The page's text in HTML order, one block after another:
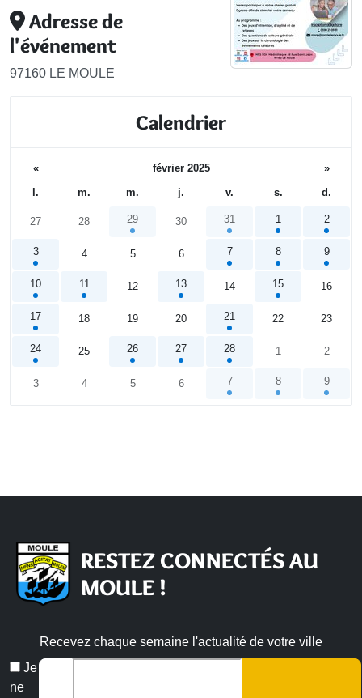
Adresse de
l'événement
97160 LE MOULE
Calendrier
« février 2025
»
l.
m. m. j. v. s. d.
27 28 29 30 31 1 2
3 4 5 6 7 8 9
10 11 12 13 14 15 16
17 18 19 20 21 22 23
24 25 26 27 28 1 2
3 4 5 6 7 8 9
RESTEZ CONNECTÉS AU
MOULE !
Recevez chaque semaine l'actualité de votre ville
Je
ne
Veuillez laisser ce champ vide :
Email